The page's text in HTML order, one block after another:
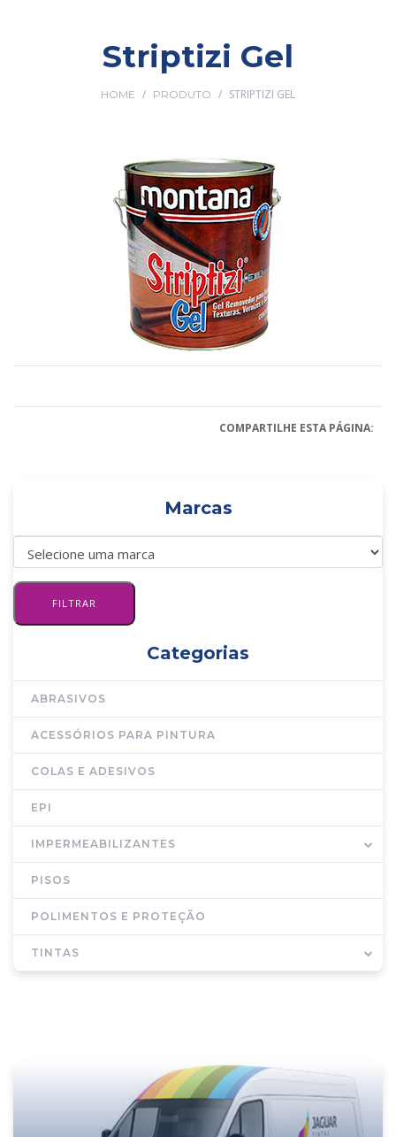
Striptizi Gel
HOME / PRODUTO / STRIPTIZI GEL
COMPARTILHE ESTA PÁGINA:
Marcas
Categorias
ABRASIVOS
ACESSÓRIOS PARA PINTURA
COLAS E ADESIVOS
EPI
IMPERMEABILIZANTES
PISOS
POLIMENTOS E PROTEÇÃO
TINTAS